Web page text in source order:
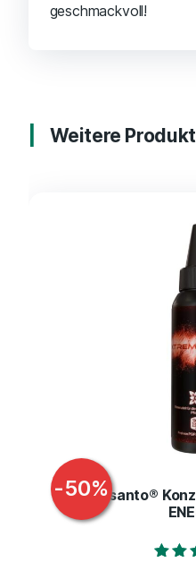
geschmackvoll!
Weitere
-50%
Bonsanto®